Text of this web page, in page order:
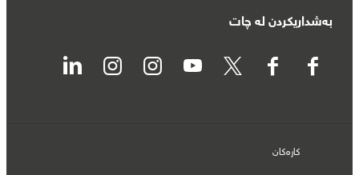
بەشداریکردن لە چات
کارەکان